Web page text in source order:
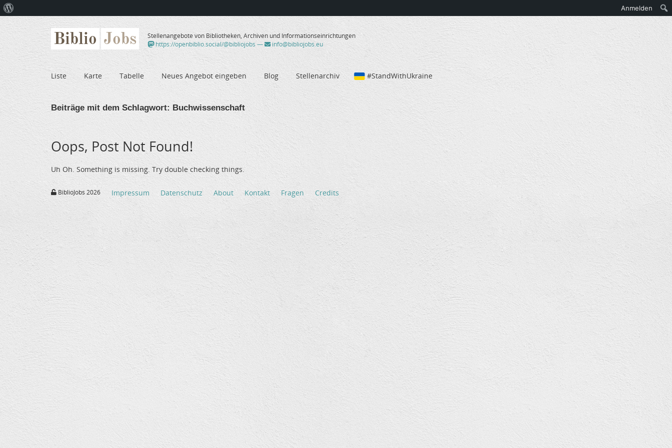
Biblio Jobs
Stellenangebote von Bibliotheken, Archiven und Informationseinrichtungen
https://openbiblio.social/@bibliojobs — info@bibliojobs.eu
Liste Karte Tabelle Neues Angebot eingeben Blog Stellenarchiv #StandWithUkraine
Beiträge mit dem Schlagwort: Buchwissenschaft
Oops, Post Not Found!
Uh Oh. Something is missing. Try double checking things.
BiblioJobs 2026 Impressum Datenschutz About Kontakt Fragen Credits
WordPress
Anmelden